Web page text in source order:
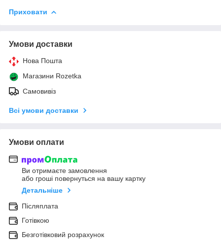
Приховати
Умови доставки
Нова Пошта
Магазини Rozetka
Самовивіз
Всі умови доставки
Умови оплати
Ви отримаєте замовлення
або гроші повернуться на вашу картку
Детальніше
Післяплата
Готівкою
Безготівковий розрахунок